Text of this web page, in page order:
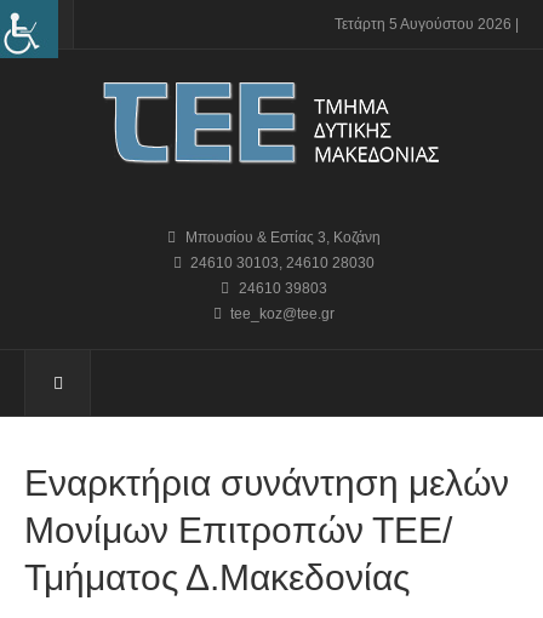
Τετάρτη 5 Αυγούστου 2026 |
Μπουσίου & Εστίας 3, Κοζάνη
24610 30103,24610 28030
24610 39803
tee_koz@tee.gr
Εναρκτήρια συνάντηση μελών
Μονίμων Επιτροπών ΤΕΕ/
Τμήματος Δ.Μακεδονίας